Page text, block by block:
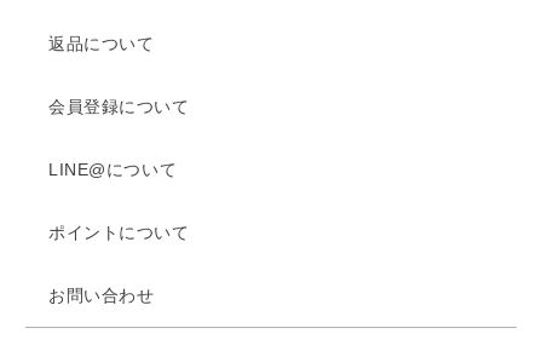
返品について
会員登録について
LINE@について
ポイントについて
お問い合わせ